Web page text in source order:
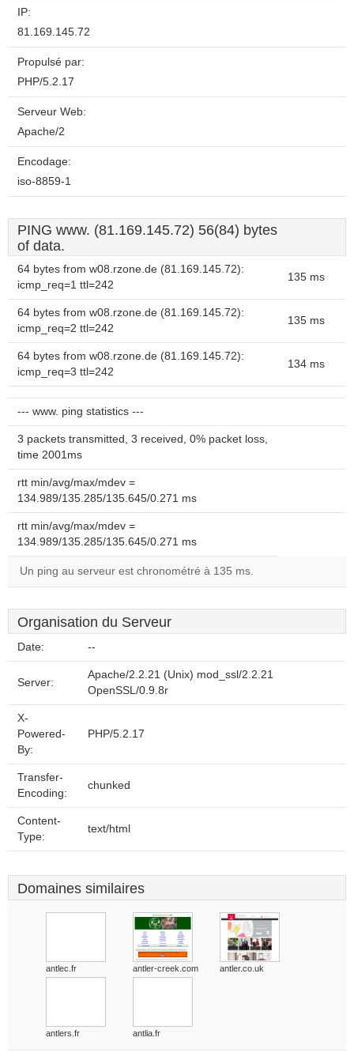
IP:
81.169.145.72
Propulsé par:
PHP/5.2.17
Serveur Web:
Apache/2
Encodage:
iso-8859-1
PING www. (81.169.145.72) 56(84) bytes
of data.
64 bytes from w08.rzone.de (81.169.145.72):
icmp_req=1 ttl=242
135 ms
64 bytes from w08.rzone.de (81.169.145.72):
icmp_req=2 ttl=242
135 ms
64 bytes from w08.rzone.de (81.169.145.72):
icmp_req=3 ttl=242
134 ms
--- www. ping statistics ---
3 packets transmitted, 3 received, 0% packet loss,
time 2001ms
rtt min/avg/max/mdev =
134.989/135.285/135.645/0.271 ms
rtt min/avg/max/mdev =
134.989/135.285/135.645/0.271 ms
Un ping au serveur est chronométré à 135 ms.
Organisation du Serveur
Date: --
Server:
Apache/2.2.21 (Unix) mod_ssl/2.2.21
OpenSSL/0.9.8r
X-
Powered-
By:
PHP/5.2.17
Transfer-
Encoding:
chunked
Content-
Type:
text/html
Domaines similaires
antlec.fr antler-creek.com antler.co.uk
antlers.fr antlia.fr